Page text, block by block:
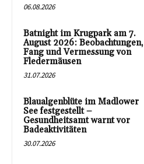
06.08.2026
Batnight im Krugpark am 7.
August 2026: Beobachtungen,
Fang und Vermessung von
Fledermäusen
31.07.2026
Blaualgenblüte im Madlower
See festgestellt –
Gesundheitsamt warnt vor
Badeaktivitäten
30.07.2026